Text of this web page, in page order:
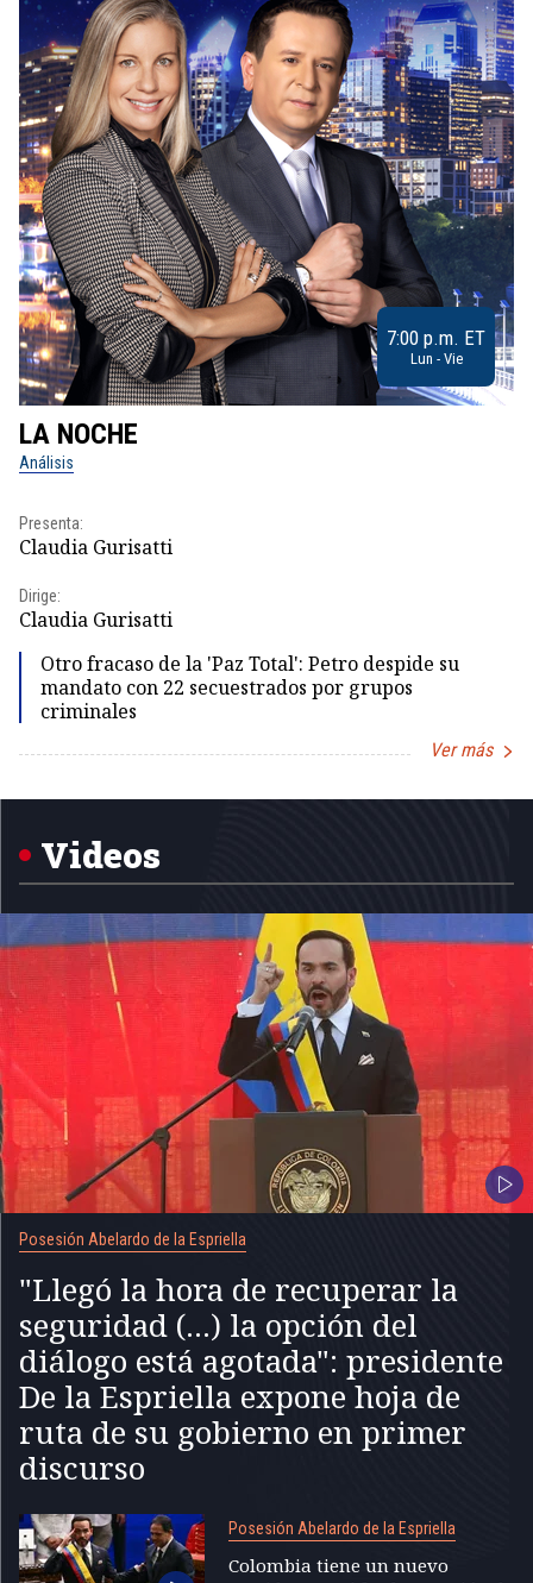
7:00 p.m. ET
Lun - Vie
LA NOCHE
Análisis
Presenta:
Claudia Gurisatti
Dirige:
Claudia Gurisatti
Otro fracaso de la 'Paz Total': Petro despide su
mandato con 22 secuestrados por grupos
criminales
Ver más
1
Videos
Posesión Abelardo de la Espriella
"Llegó la hora de recuperar la
seguridad (...) la opción del
diálogo está agotada": presidente
De la Espriella expone hoja de
ruta de su gobierno en primer
discurso
Posesión Abelardo de la Espriella
Colombia tiene un nuevo